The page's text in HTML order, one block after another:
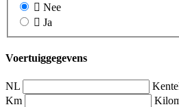
Nee
Ja
Voertuiggegevens
NL
Km